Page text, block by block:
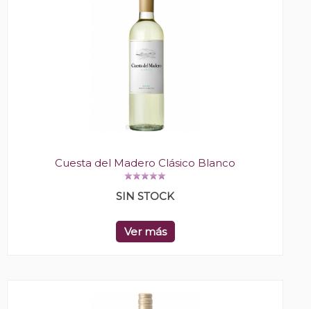
Cuesta del Madero Clásico Blanco
SIN STOCK
Ver más